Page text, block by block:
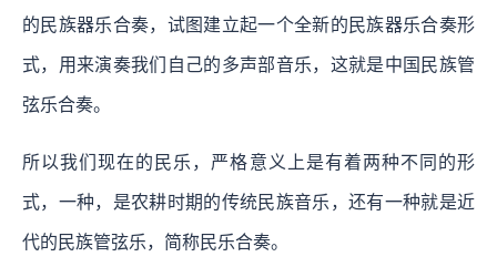
的民族器乐合奏，试图建立起一个全新的民族器乐合奏形
式，用来演奏我们自己的多声部音乐，这就是中国民族管
弦乐合奏。
所以我们现在的民乐，严格意义上是有着两种不同的形
式，一种，是农耕时期的传统民族音乐，还有一种就是近
代的民族管弦乐，简称民乐合奏。